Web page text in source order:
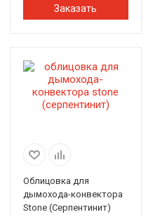
Заказать
Облицовка для
дымохода-конвектора
Stone (Серпентинит)